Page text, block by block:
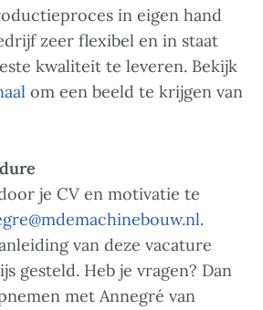
in eigen hand
zeer flexibel en in staat
kwaliteit te leveren. Bekijk
om een beeld te krijgen van
je CV en motivatie te
.
van deze vacature
gesteld. Heb je vragen? Dan
met Annegré van